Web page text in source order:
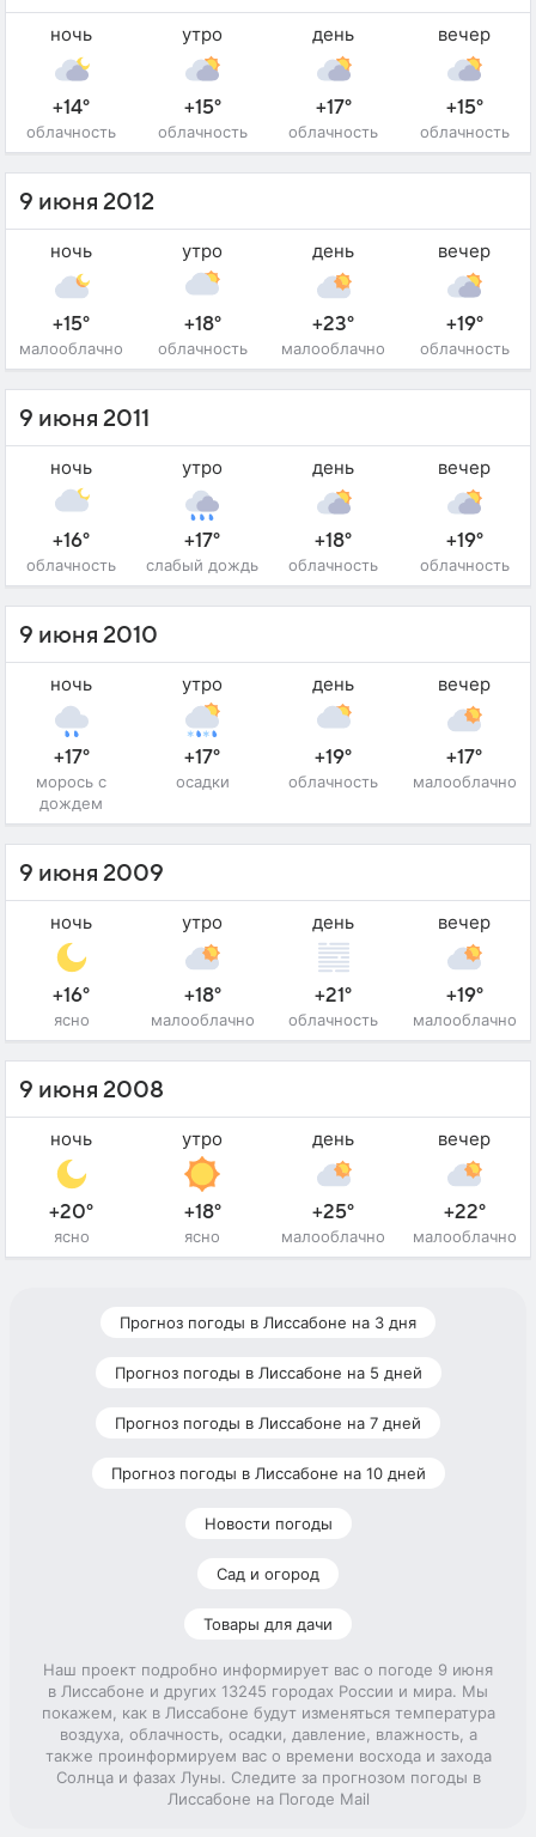
ночь
+14°
облачность
утро
+15°
облачность
день
+17°
облачность
вечер
+15°
облачность
9 июня 2012
ночь
+15°
малооблачно
утро
+18°
облачность
день
+23°
малооблачно
вечер
+19°
облачность
9 июня 2011
ночь
+16°
облачность
утро
+17°
слабый дождь
день
+18°
облачность
вечер
+19°
облачность
9 июня 2010
ночь
+17°
морось с
дождем
утро
+17°
осадки
день
+19°
облачность
вечер
+17°
малооблачно
9 июня 2009
ночь
+16°
ясно
утро
+18°
малооблачно
день
+21°
облачность
вечер
+19°
малооблачно
9 июня 2008
ночь
+20°
ясно
утро
+18°
ясно
день
+25°
малооблачно
вечер
+22°
малооблачно
Прогноз погоды в Лиссабоне на 3 дня
Прогноз погоды в Лиссабоне на 5 дней
Прогноз погоды в Лиссабоне на 7 дней
Прогноз погоды в Лиссабоне на 10 дней
Новости погоды
Сад и огород
Товары для дачи
Наш проект подробно информирует вас о погоде 9 июня
в Лиссабоне и других 13245 городах России и мира. Мы
покажем, как в Лиссабоне будут изменяться температура
воздуха, облачность, осадки, давление, влажность, а
также проинформируем вас о времени восхода и захода
Солнца и фазах Луны. Следите за прогнозом погоды в
Лиссабоне на Погоде Mail